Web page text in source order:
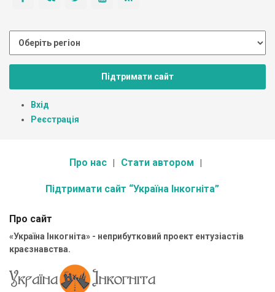
Підтримати сайт
Вхід
Реєстрація
Про нас Стати автором
Підтримати сайт “Україна Інкогніта”
Про сайт
«Україна Інкогніта» - неприбутковий проект ентузіастів
краєзнавства.